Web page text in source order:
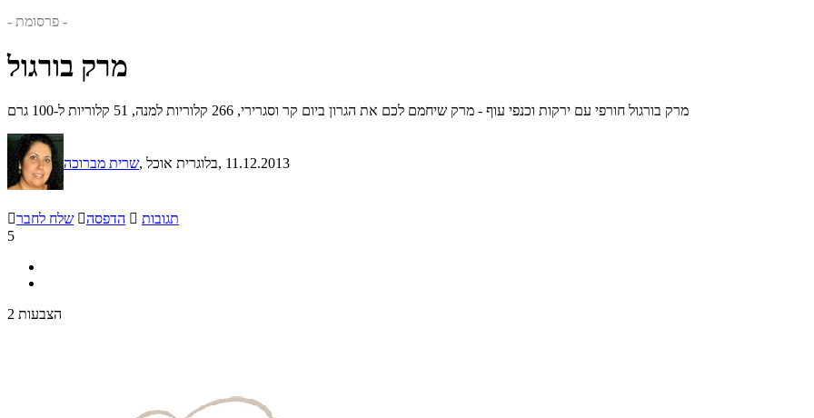
- פרסומת -
מרק בורגול
מרק בורגול חורפי עם ירקות וכנפי עוף - מרק שיחמם לכם את הגרון ביום קר וסגרירי, 266 קלוריות למנה, 51 קלוריות ל-100 גרם
שרית מברוכה , בלוגרית אוכל, 11.12.2013
שלח לחבר הדפסה  תגובות
5
2 הצבעות